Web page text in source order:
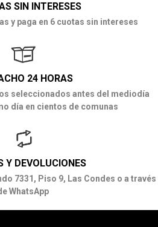
SIN INTERESES
y paga en 6 cuotas sin intereses
24 HORAS
seleccionados antes del mediodía
día en cientos de comunas
Y DEVOLUCIONES
7331, Piso 9, Las Condes o a través
WhatsApp